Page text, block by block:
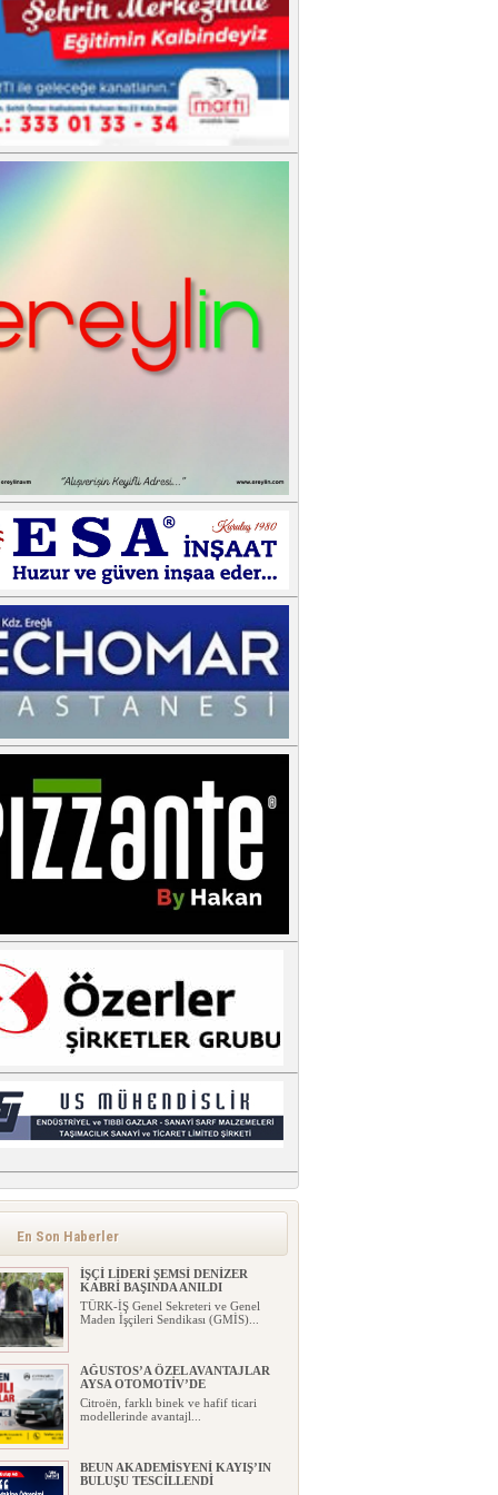
En Son Haberler
İŞÇİ LİDERİ ŞEMSİ DENİZER
KABRİ BAŞINDA ANILDI
TÜRK-İŞ Genel Sekreteri ve Genel
Maden İşçileri Sendikası (GMİS)...
AĞUSTOS’A ÖZEL AVANTAJLAR
AYSA OTOMOTİV’DE
Citroën, farklı binek ve hafif ticari
modellerinde avantajl...
BEUN AKADEMİSYENİ KAYIŞ’IN
BULUŞU TESCİLLENDİ